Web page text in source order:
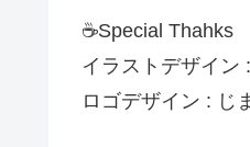
☕Special Thahks
イラストデザイン
ロゴデザイン : じ